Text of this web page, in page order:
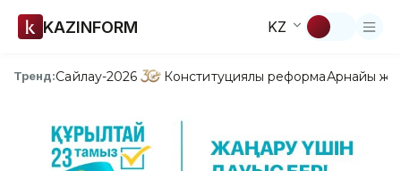
KAZINFORM KZ
Тренд:Сайлау-2026 Конституциялық реформаАрнайы